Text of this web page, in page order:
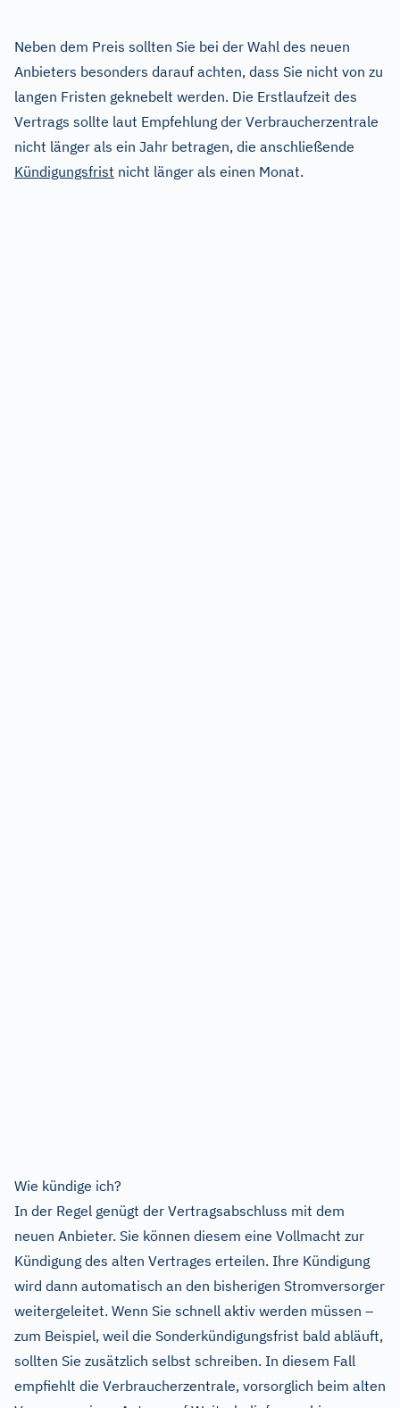
Neben dem Preis sollten Sie bei der Wahl des neuen
Anbieters besonders darauf achten, dass Sie nicht von zu
langen Fristen geknebelt werden. Die Erstlaufzeit des
Vertrags sollte laut Empfehlung der Verbraucherzentrale
nicht länger als ein Jahr betragen, die anschließende
Kündigungsfrist nicht länger als einen Monat.
Wie kündige ich?
In der Regel genügt der Vertragsabschluss mit dem
neuen Anbieter. Sie können diesem eine Vollmacht zur
Kündigung des alten Vertrages erteilen. Ihre Kündigung
wird dann automatisch an den bisherigen Stromversorger
weitergeleitet. Wenn Sie schnell aktiv werden müssen –
zum Beispiel, weil die Sonderkündigungsfrist bald abläuft,
sollten Sie zusätzlich selbst schreiben. In diesem Fall
empfiehlt die Verbraucherzentrale, vorsorglich beim alten